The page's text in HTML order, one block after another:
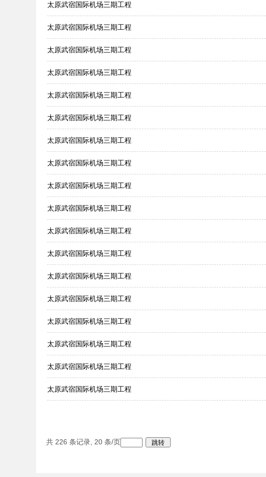
太原武宿国际机场三期工程
太原武宿国际机场三期工程
太原武宿国际机场三期工程
太原武宿国际机场三期工程
太原武宿国际机场三期工程
太原武宿国际机场三期工程
太原武宿国际机场三期工程
太原武宿国际机场三期工程
太原武宿国际机场三期工程
太原武宿国际机场三期工程
太原武宿国际机场三期工程
太原武宿国际机场三期工程
太原武宿国际机场三期工程
太原武宿国际机场三期工程
太原武宿国际机场三期工程
太原武宿国际机场三期工程
太原武宿国际机场三期工程
太原武宿国际机场三期工程
共 226 条记录, 20 条/页